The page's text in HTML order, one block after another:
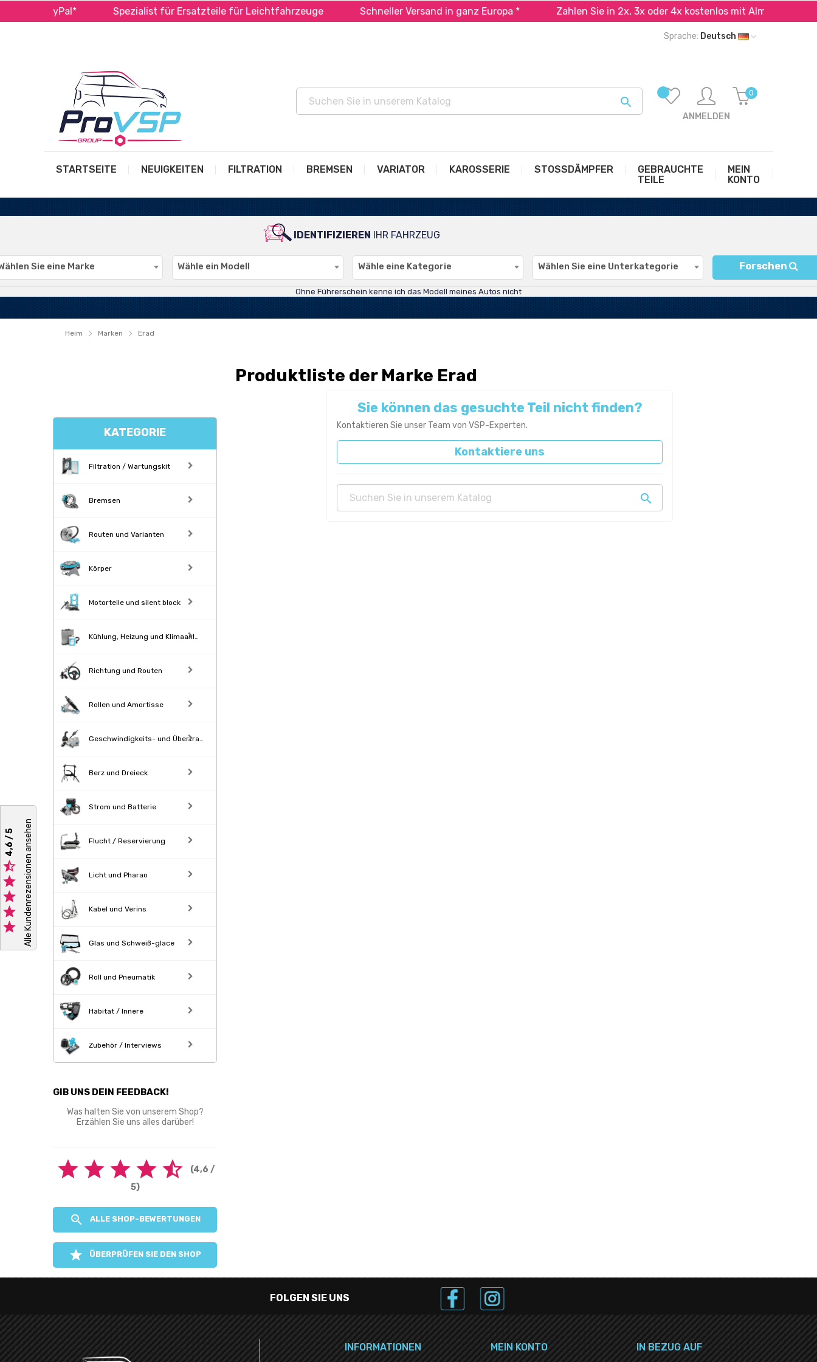





4,6 / 5 Alle Kundenrezensionen ansehen
Spezialist für Ersatzteile für Leichtfahrzeuge Schneller Versand in ganz Europa * Zahlen Sie in 2x, 3x oder 4x kostenlos mit Alma und PayPal*
Sprache: Deutsch

ANMELDEN
0
STARTSEITE NEUIGKEITEN FILTRATION BREMSEN VARIATOR KAROSSERIE STOSSDÄMPFER
GEBRAUCHTE
TEILE
MEIN
KONTO
IDENTIFIZIEREN IHR FAHRZEUG
Sie eine Marke Wähle ein Modell Wähle eine Kategorie Wählen Sie eine Unterkategorie Forschen
Ohne Führerschein kenne ich das Modell meines Autos nicht
Heim Marken Erad
KATEGORIE
Filtration / Wartungskit
Bremsen
Routen und Varianten
Körper
Motorteile und silent block
Kühlung, Heizung und Klimaanl…
Richtung und Routen
Rollen und Amortisse
Geschwindigkeits- und Übertra…
Berz und Dreieck
Strom und Batterie
Flucht / Reservierung
Licht und Pharao
Kabel und Verins
Glas und Schweiß-glace
Roll und Pneumatik
Habitat / Innere
Zubehör / Interviews
GIB UNS DEIN FEEDBACK!
Was halten Sie von unserem Shop?
Erzählen Sie uns alles darüber!
    
(4,6 /
5)
 ALLE SHOP-BEWERTUNGEN
 ÜBERPRÜFEN SIE DEN SHOP
Produktliste der Marke Erad
Sie können das gesuchte Teil nicht finden?
Kontaktieren Sie unser Team von VSP-Experten.
Kontaktiere uns

FOLGEN SIE UNS
INFORMATIONEN MEIN KONTO IN BEZUG AUF